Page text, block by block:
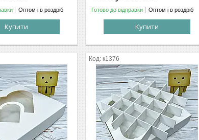
Оптом і в роздріб
Купити
Готово до відправки Оптом і в роздріб
Купити
к1376